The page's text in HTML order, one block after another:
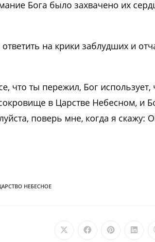
Бога было захвачено их
на крики заблудших и
что ты пережил, Бог
в Царстве Небесном, и
поверь мне, когда я скажу:
НЕБЕСНОЕ
Открывается
Открывается